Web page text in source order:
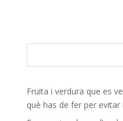
Fruita i verdura que es
què has de fer per evitar